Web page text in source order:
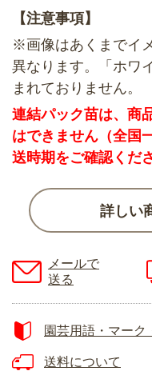
【注意事項】
※画像はあくまでイ
異なります。「ホワ
まれておりません。
連結パック苗は、商
はできません（全国
送時期をご確認くだ
詳しい
メールで
送る
園芸用語・マーク
送料について